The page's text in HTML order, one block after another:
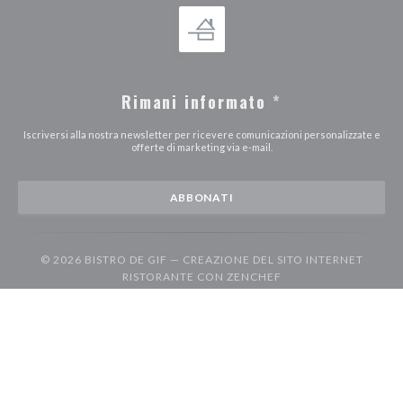
Rimani informato *
Iscriversi alla nostra newsletter per ricevere comunicazioni personalizzate e
offerte di marketing via e-mail.
ABBONATI
© 2026 BISTRO DE GIF — CREAZIONE DEL SITO INTERNET
RISTORANTE CON ZENCHEF